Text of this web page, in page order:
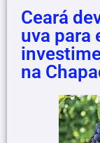
Ceará
uva para
na